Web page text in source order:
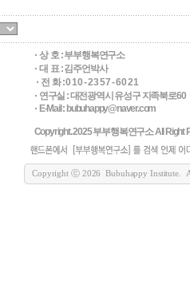
상 호 :부부행복연구소
대 표 : 김주언박사
전 화 : 0 1 0 - 2 3 5 7 - 6 0 2 1
연구실 : 대전광역시 유성구 지족북로60
E-Mail : bubuhappy@naver.com
Copyright. 2025 부부행복연구소 All Right
Copyright ⓒ 2026 Bubuhappy Institute.